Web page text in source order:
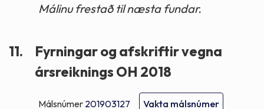
Málinu frestað til næsta fundar.
11.
Fyrningar og afskriftir vegna
ársreiknings OH 2018
Málsnúmer 201903127 Vakta málsnúmer